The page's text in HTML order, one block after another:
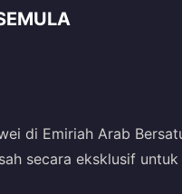
di Emiriah Arab
secara eksklusif